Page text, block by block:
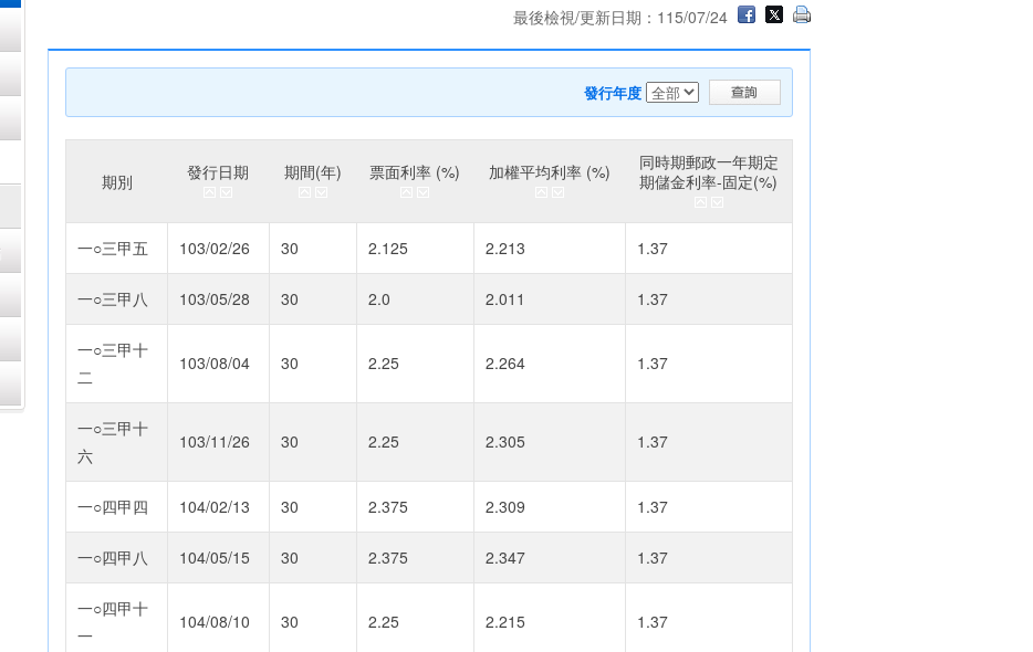
最後檢視/更新日期：115/07/24
發行年度
期別 發行日期 期間(年) 票面利率 (%) 加權平均利率 (%)
同時期郵政一年期定
期儲金利率-固定(%)
一○三甲五 103/02/26 30 2.125 2.213 1.37
一○三甲八 103/05/28 30 2.0 2.011 1.37
一○三甲十
二
103/08/04 30 2.25 2.264 1.37
一○三甲十
六
103/11/26 30 2.25 2.305 1.37
一○四甲四 104/02/13 30 2.375 2.309 1.37
一○四甲八 104/05/15 30 2.375 2.347 1.37
一○四甲十
一
104/08/10 30 2.25 2.215 1.37